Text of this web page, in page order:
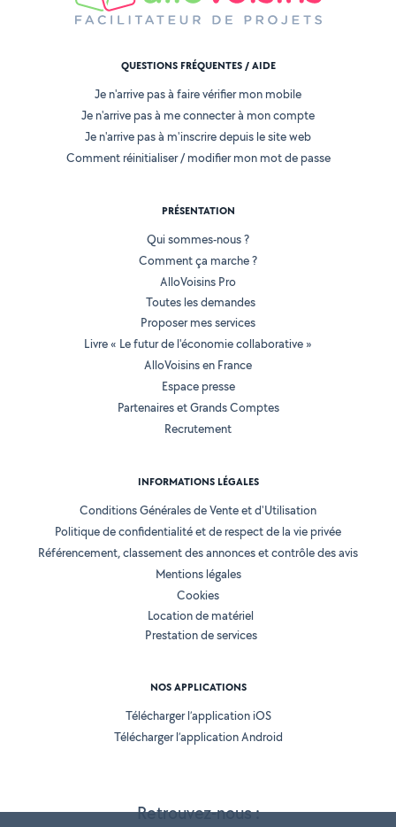
Retrouvez-nous :
QUESTIONS FRÉQUENTES / AIDE
Je n'arrive pas à faire vérifier mon mobile
Je n'arrive pas à me connecter à mon compte
Je n'arrive pas à m'inscrire depuis le site web
Comment réinitialiser / modifier mon mot de passe
PRÉSENTATION
Qui sommes-nous ?
Comment ça marche ?
AlloVoisins Pro
Toutes les demandes
Proposer mes services
Livre « Le futur de l'économie collaborative »
AlloVoisins en France
Espace presse
Partenaires et Grands Comptes
Recrutement
INFORMATIONS LÉGALES
Conditions Générales de Vente et d'Utilisation
Politique de confidentialité et de respect de la vie privée
Référencement, classement des annonces et contrôle des avis
Mentions légales
Cookies
Location de matériel
Prestation de services
NOS APPLICATIONS
Télécharger l’application iOS
Télécharger l’application Android